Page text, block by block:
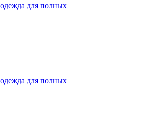
для полных
для полных